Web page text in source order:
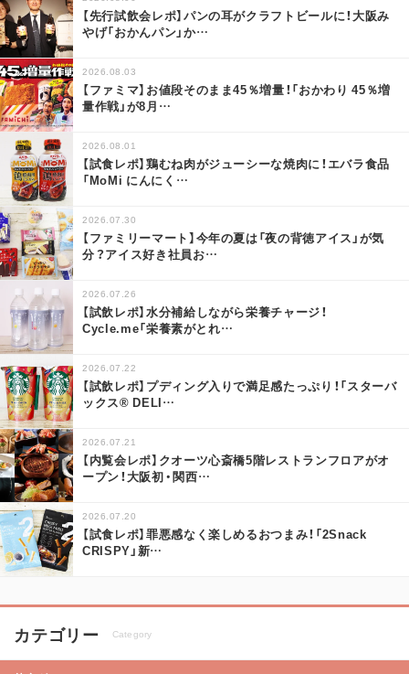
【先行試飲会レポ】パンの耳がクラフトビールに！大阪み
やげ「おかんパン」か…
2026.08.03
【ファミマ】お値段そのまま45％増量！「おかわり 45％増
量作戦」が8月 …
2026.08.01
【試食レポ】鶏むね肉がジューシーな焼肉に！エバラ食品
「MoMi にんにく …
2026.07.30
【ファミリーマート】今年の夏は「夜の背徳アイス」が気
分？アイス好き社員お…
2026.07.26
【試飲レポ】水分補給しながら栄養チャージ！
Cycle.me「栄養素がとれ…
2026.07.22
【試飲レポ】プディング入りで満足感たっぷり！「スターバ
ックス® DELI…
2026.07.21
【内覧会レポ】クオーツ心斎橋5階レストランフロアがオ
ープン！大阪初・関西…
2026.07.20
【試食レポ】罪悪感なく楽しめるおつまみ！「2Snack
CRISPY」新…
カテゴリー Category